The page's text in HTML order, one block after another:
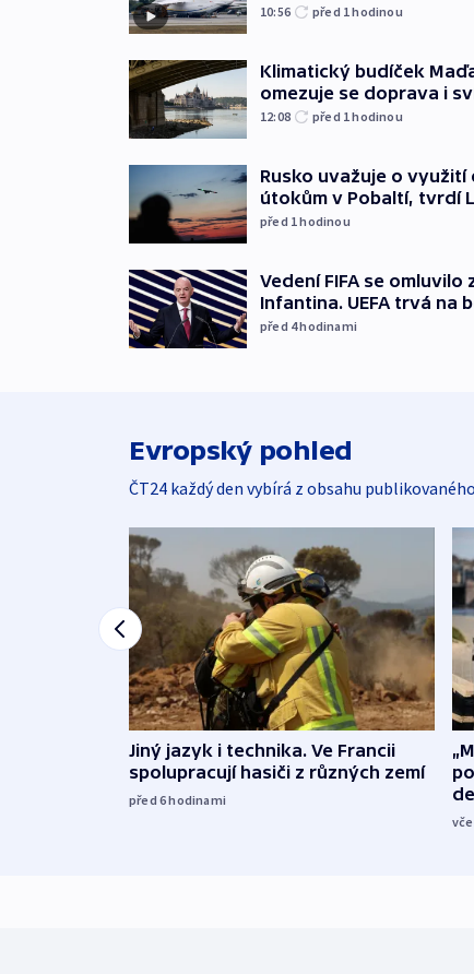
10:56 před 1hodinou
Klimatický budíček
omezuje se doprava i
12:08 před 1hodinou
Rusko uvažuje o
útokům v Pobaltí, tvrdí
před 1hodinou
Vedení FIFA se
Infantina. UEFA trvá na
před 4hodinami
Evropský pohled
ČT24 každý den vybírá z obsahu
Jiný jazyk i technika. Ve Francii
spolupracují hasiči z různých zemí
před 6hodinami